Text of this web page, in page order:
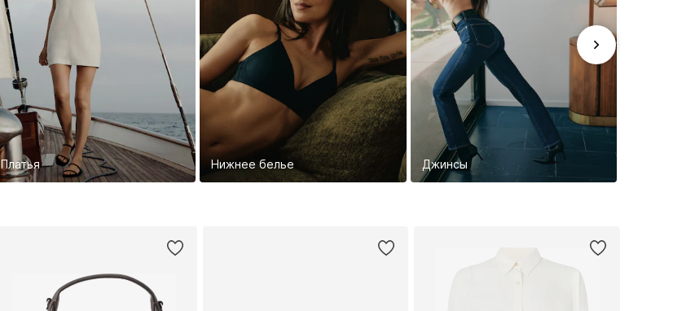
Платья Нижнее белье Джинсы